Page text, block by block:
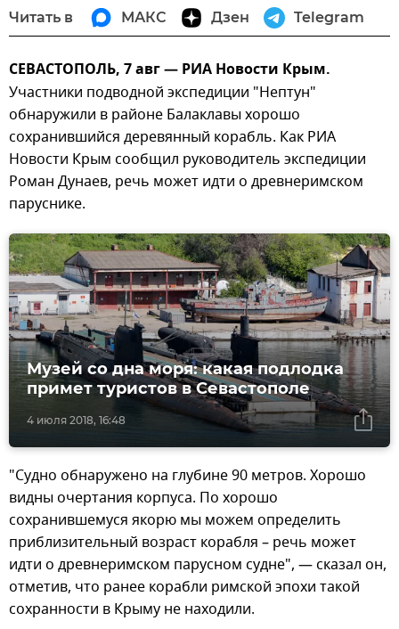
Читать в МАКС Дзен Telegram
СЕВАСТОПОЛЬ, 7 авг — РИА Новости Крым.
Участники подводной экспедиции "Нептун"
обнаружили в районе Балаклавы хорошо
сохранившийся деревянный корабль. Как РИА
Новости Крым сообщил руководитель экспедиции
Роман Дунаев, речь может идти о древнеримском
паруснике.
4 июля 2018, 16:48
Музей со дна моря: какая подлодка
примет туристов в Севастополе
"Судно обнаружено на глубине 90 метров. Хорошо
видны очертания корпуса. По хорошо
сохранившемуся якорю мы можем определить
приблизительный возраст корабля – речь может
идти о древнеримском парусном судне", — сказал он,
отметив, что ранее корабли римской эпохи такой
сохранности в Крыму не находили.